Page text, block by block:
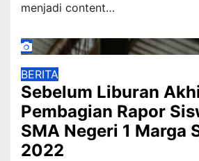
menjadi content…
BERITA
Sebelum Liburan
Pembagian Rapor
SMA Negeri 1 Marga
2022